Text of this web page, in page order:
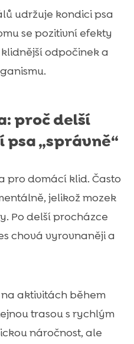
udržuje kondici psa
se pozitivní efekty
odpočinek a
proč delší
„správně“
pro domácí klid. Často
jelikož mozek
Po delší procházce
chová vyrovnaněji a
aktivitách během
trasou s rychlým
náročnost, ale